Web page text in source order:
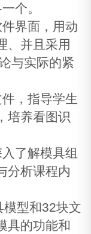
个。
界面，用动
、并且采用
与实际的紧
，指导学生
培养看图识
了解模具组
分析课程内
型和32块文
具的功能和